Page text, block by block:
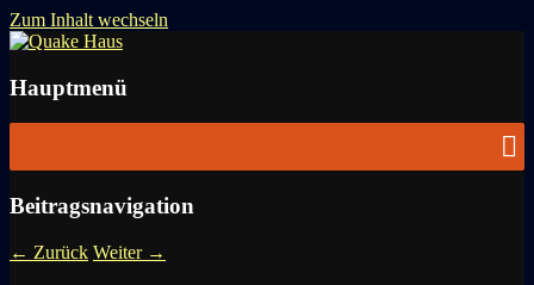
Zum Inhalt wechseln
Quake Haus
Hauptmenü
Beitragsnavigation
← Zurück Weiter →